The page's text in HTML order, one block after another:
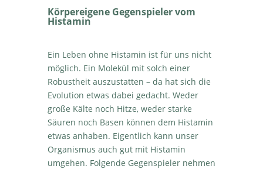
Körpereigene Gegenspieler vom
Histamin
Ein Leben ohne Histamin ist für uns nicht
möglich. Ein Molekül mit solch einer
Robustheit auszustatten – da hat sich die
Evolution etwas dabei gedacht. Weder
große Kälte noch Hitze, weder starke
Säuren noch Basen können dem Histamin
etwas anhaben. Eigentlich kann unser
Organismus auch gut mit Histamin
umgehen. Folgende Gegenspieler nehmen